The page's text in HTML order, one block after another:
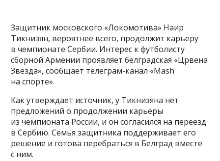
Защитник московского «Локомотива» Наир
Тикнизян, вероятнее всего, продолжит карьеру
в чемпионате Сербии. Интерес к футболисту
сборной Армении проявляет белградская «Црвена
Звезда», сообщает телеграм-канал «Mash
на спорте».
Как утверждает источник, у Тикнизяна нет
предложений о продолжении карьеры
из чемпионата России, и он согласился на переезд
в Сербию. Семья защитника поддерживает его
решение и готова перебраться в Белград вместе
с ним.